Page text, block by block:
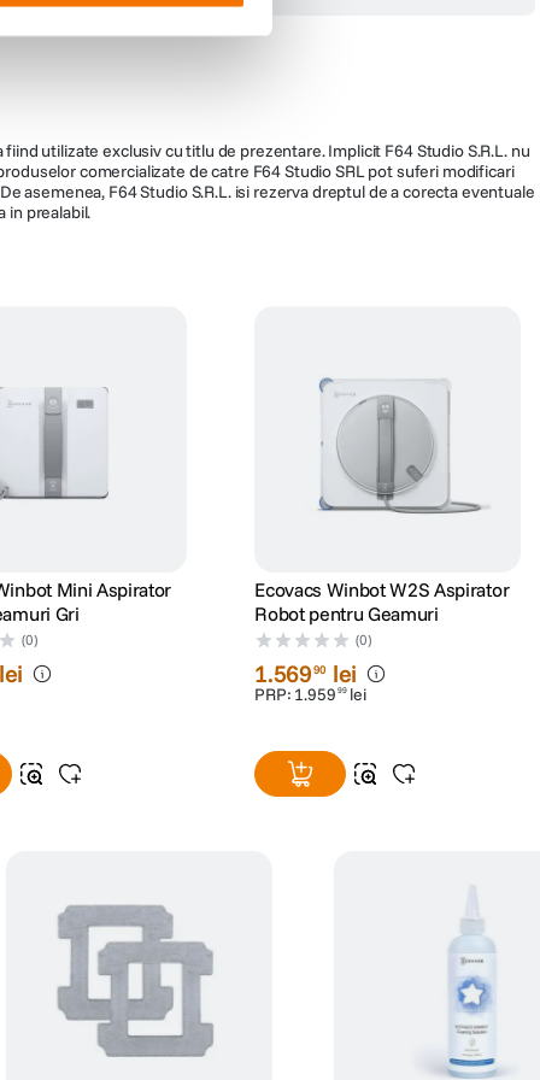
utilizate exclusiv cu titlu de prezentare. Implicit F64 Studio S.R.L. nu
comercializate de catre F64 Studio SRL pot suferi modificari
F64 Studio S.R.L. isi rezerva dreptul de a corecta eventuale
in prealabil.
Mini Aspirator
Gri
(0)
lei
Ecovacs Winbot W2S Aspirator
Robot pentru Geamuri
(0)
1.56990 lei
PRP: 1.959 99 lei